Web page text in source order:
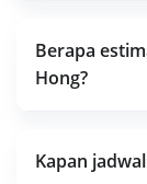
Berapa
Hong?
Kapan